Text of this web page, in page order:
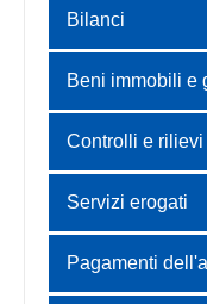
Bilanci
Beni immobili e
Controlli e
Servizi erogati
Pagamenti